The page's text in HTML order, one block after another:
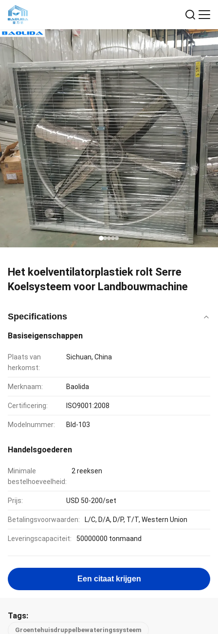
Het koelventilatorplastiek rolt Serre
Koelsysteem voor Landbouwmachine
Specifications
Basiseigenschappen
Plaats van
herkomst:
Sichuan, China
Merknaam: Baolida
Certificering: ISO9001:2008
Modelnummer: Bld-103
Handelsgoederen
Minimale
bestelhoeveelheid:
2 reeksen
Prijs: USD 50-200/set
Betalingsvoorwaarden: L/C, D/A, D/P, T/T, Western Union
Leveringscapaciteit: 50000000 tonmaand
Een citaat krijgen
Tags:
Groentehuisdruppelbewateringssysteem